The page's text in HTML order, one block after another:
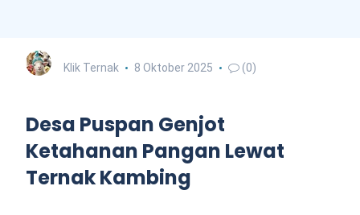
Klik Ternak 8 Oktober 2025 (0)
Desa Puspan Genjot
Ketahanan Pangan Lewat
Ternak Kambing